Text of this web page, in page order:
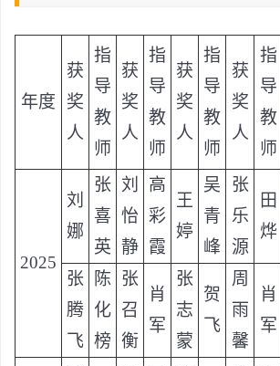
年度
获
奖
人
指
导
教
师
获
奖
人
指
导
教
师
获
奖
人
指
导
教
师
获
奖
人
指
导
教
师
2025
刘
娜
张
喜
英
刘
怡
静
高
彩
霞
王
婷
吴
青
峰
张
乐
源
田
烨
张
腾
飞
陈
化
榜
张
召
衡
肖
军
张
志
蒙
贺
飞
周
雨
馨
肖
军